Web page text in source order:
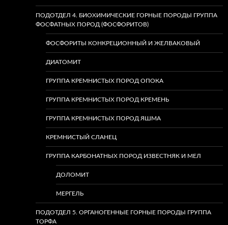
ПОДОТДЕЛ 4. БИОХИМИЧЕСКИЕ ГОРНЫЕ ПОРОДЫ ГРУППА
ФОСФАТНЫХ ПОРОД (ФОСФОРИТОВ)
ФОСФОРИТЫ КОНКРЕЦИОННЫЙ И ЖЕЛВАКОВЫЙ
ДИАТОМИТ
ГРУППА КРЕМНИСТЫХ ПОРОД ОПОКА
ГРУППА КРЕМНИСТЫХ ПОРОД КРЕМЕНЬ
ГРУППА КРЕМНИСТЫХ ПОРОД ЯШМА
КРЕМНИСТЫЙ СЛАНЕЦ
ГРУППА КАРБОНАТНЫХ ПОРОД ИЗВЕСТНЯК И МЕЛ
ДОЛОМИТ
МЕРГЕЛЬ
ПОДОТДЕЛ 5. ОРГАНОГЕННЫЕ ГОРНЫЕ ПОРОДЫ ГРУППА
ТОРФА